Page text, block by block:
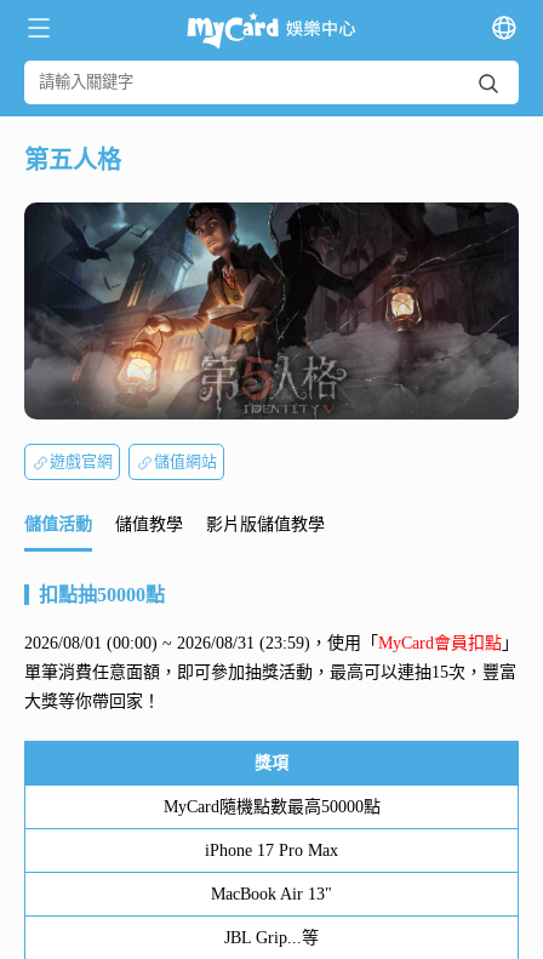
第五人格
遊戲官網 儲值網站
儲值活動 儲值教學 影片版儲值教學
扣點抽50000點
2026/08/01 (00:00) ~ 2026/08/31 (23:59)，使用「 MyCard會員扣點 」
單筆消費任意面額，即可參加抽獎活動，最高可以連抽15次，豐富
大獎等你帶回家！
獎項
MyCard隨機點數最高50000點
iPhone 17 Pro Max
MacBook Air 13"
JBL Grip...等